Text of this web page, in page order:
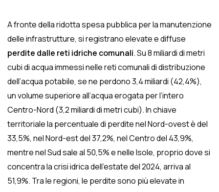
A fronte della ridotta spesa pubblica per la manutenzione
delle infrastrutture, si registrano elevate e diffuse
perdite dalle reti idriche comunali. Su 8 miliardi di metri
cubi di acqua immessi nelle reti comunali di distribuzione
dell’acqua potabile, se ne perdono 3,4 miliardi (42,4%),
un volume superiore all’acqua erogata per l’intero
Centro-Nord (3,2 miliardi di metri cubi). In chiave
territoriale la percentuale di perdite nel Nord-ovest è del
33,5%, nel Nord-est del 37,2%, nel Centro del 43,9%,
mentre nel Sud sale al 50,5% e nelle Isole, proprio dove si
concentra la crisi idrica dell’estate del 2024, arriva al
51,9%. Tra le regioni, le perdite sono più elevate in